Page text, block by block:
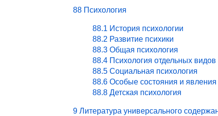
88 Психология
88.1 История психологии
88.2 Развитие психики
88.3 Общая психология
88.4 Психология отдельных
88.5 Социальная психология
88.6 Особые состояния и явления
88.8 Детская психология
9 Литература универсального